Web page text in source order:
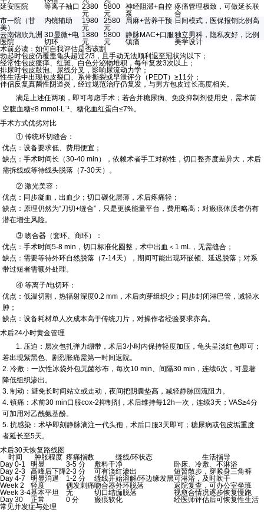
延安医院
等离子袖口 2380
元
5800
元
神经阻滞+自控
泵
疼痛管理极致，可做延长联
合
市一院（甘
美）
内镜辅助
1980
元
2580
元
局麻+营养干预 日间模式，医保报销比例高
云南锦欣九洲
医院
3D显微+电
切环
1880
元
5800
元
静脉MAC+口服
镇痛
独立男科，隐私友好，比例
美学设计
术前必读：如何自我评估是否该割
勃起时包皮仍覆盖龟头超过2/3，且手动无法顺利退至冠状沟以下；
经常性包皮瘙痒、红斑、白色分泌物堆积，每年复发3次以上；
排尿时包皮鼓泡、尿线分叉，影响尿流动力学；
性生活中出现包皮裂口、系带撕裂或早泄评分（PEDT）≥11分；
伴侣反复真菌性阴道炎，经过规范治疗仍复发，与男方包皮过长高度相关。
满足上述任两项，即可考虑手术；若合并糖尿病、免疫抑制剂使用史，需术前
空腹血糖≤8 mmol·L⁻¹、糖化血红蛋白≤7%。
手术方式优劣对比
① 传统环切缝合：
优点：设备要求低、费用便宜；
缺点：手术时间长（30-40 min），依赖术者手工对称性，切口整齐度差异大，术后
需拆线或等待线头脱落（7-30天）。
② 激光美容：
优点：同步凝血，出血少；切口碳化层薄，术后疼痛轻；
缺点：原理仍然为“刀切+缝合”，只是更换能量平台，费用略高；对瘢痕体质者仍有
潜在增生风险。
③ 吻合器（套环、商环）：
优点：手术时间5-8 min，切口标准化圆整，术中出血＜1 mL，无需缝合；
缺点：需要等待外环自然脱落（7-14天），期间可能出现环嵌顿、延迟脱落；对系
带过短者需额外处理。
④ 等离子/电切环：
优点：低温切割，热辐射深度0.2 mm，术后肉芽组织少；同步封闭淋巴管，减轻水
肿；
缺点：设备耗材单人次成本高于传统刀片，对操作者经验要求亦高。
术后24小时黄金管理
1. 压迫：层次包扎弹力绷带，术后3小时内保持轻度加压，龟头呈淡红色即可；
若出现紫黑色、剧烈胀痛需第一时间返院。
2. 冷敷：一次性冰袋外包无菌纱布，每次10 min、间隔30 min，连续6次，可显著
降低组织渗出。
3. 制动：避免长时间站立或走动，夜间把阴囊垫高，减轻静脉回流阻力。
4. 镇痛：术前30 min口服cox-2抑制剂，术后维持每12h一次，连续3天；VAS≥4分
可加用对乙酰氨基酚。
5. 抗感染：术毕即刻静脉滴注一代头孢，术后口服3天即可；糖尿病或包皮垢重度
者延长至5天。
术后30天恢复路线图
时间
肿胀程度 疼痛指数 缝线/环状态
生活指导
Day 0-1
明显 3-5 分 敷料干净
卧床、冷敷、不淋浴
Day 2-3
高峰后下降2-3 分 可有淡红渗出
短暂散步，穿紧身三角裤
Day 4-7
明显消退 1-2 分 缝线开始溶解/环边缘发黑可淋浴，及时吹干
Week 2
轻度 偶发刺痛吻合器外环脱落
返院复查，可办公室坐班
Week 3-4基本平坦 无 切口结痂脱落
视愈合情况逐步恢复慢跑
Day 30
正常 0 分 瘢痕软化
经医师评估后可恢复性生活
常见并发症与处理